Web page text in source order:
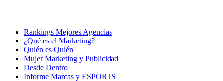
Rankings Mejores Agencias
¿Qué es el Marketing?
Quién es Quién
Mujer Marketing y Publicidad
Desde Dentro
Informe Marcas y ESPORTS